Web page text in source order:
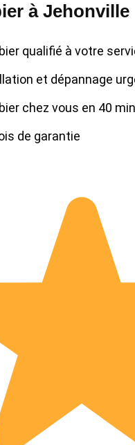
à Jehonville
qualifié à votre
et dépannage
chez vous en 40
de garantie